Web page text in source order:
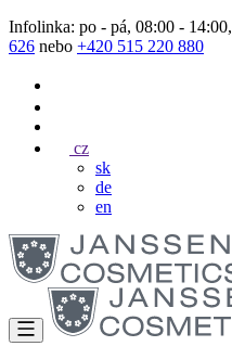
Infolinka: po - pá, 08:00 - 14:00,
626 nebo +420 515 220 880
cz
sk
de
en